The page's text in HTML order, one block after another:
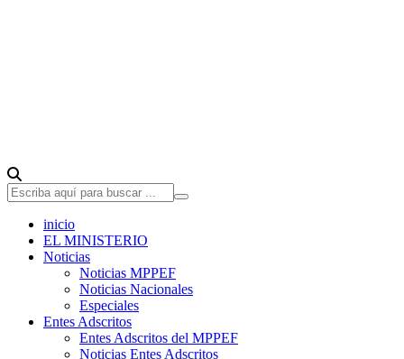
inicio
EL MINISTERIO
Noticias
Noticias MPPEF
Noticias Nacionales
Especiales
Entes Adscritos
Entes Adscritos del MPPEF
Noticias Entes Adscritos